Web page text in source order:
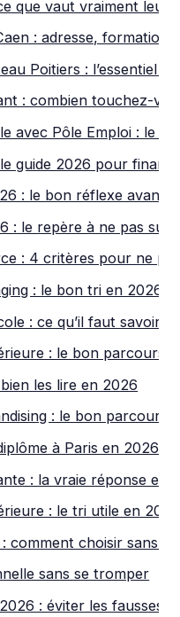
que vaut vraiment leur
: adresse,
Poitiers : l’essentiel à
: combien touchez-
avec Pôle Emploi : le
guide 2026 pour
: le bon réflexe avant
: le repère à ne pas
: 4 critères pour ne
: le bon tri en 2026
: ce qu’il faut savoir
: le bon parcours
les lire en 2026
: le bon parcours
à Paris en 2026
: la vraie réponse en
: le tri utile en 2026
comment choisir sans
sans se tromper
: éviter les fausses